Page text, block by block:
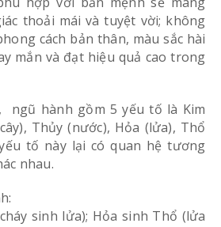
thoải mái và tuyệt vời; không
cách bản thân, màu sắc hài
mắn và đạt hiệu quả cao trong
ngũ hành gồm 5 yếu tố là Kim
Thủy (nước), Hỏa (lửa), Thổ
tố này lại có quan hệ tương
nhau.
sinh lửa); Hỏa sinh Thổ (lửa